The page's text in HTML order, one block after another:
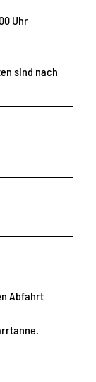
Uhr
sind nach
Abfahrt